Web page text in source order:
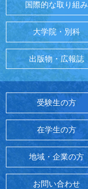
国際的な取り組み
大学院・別科
出版物・広報誌
受験生の方
在学生の方
地域・企業の方
お問い合わせ